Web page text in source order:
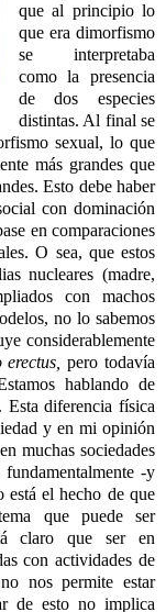
que al principio lo
que era dimorfismo
se interpretaba
como la presencia
de dos especies
distintas. Al final se
sexual, lo que
más grandes que
Esto debe haber
con dominación
en comparaciones
O sea, que estos
nucleares (madre,
con machos
no lo sabemos
considerablemente
pero todavía
hablando de
Esta diferencia física
y en mi opinión
muchas sociedades
-y
está el hecho de que
que puede ser
claro que ser en
con actividades de
nos permite estar
de esto no implica